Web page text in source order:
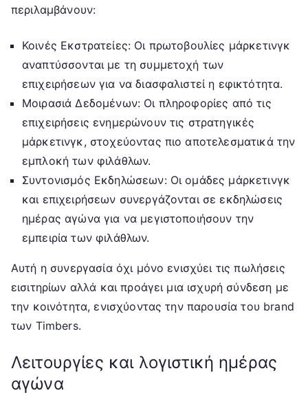
περιλαμβάνουν:
Κοινές Εκστρατείες: Οι πρωτοβουλίες μάρκετινγκ
αναπτύσσονται με τη συμμετοχή των
επιχειρήσεων για να διασφαλιστεί η εφικτότητα.
Μοιρασιά Δεδομένων: Οι πληροφορίες από τις
επιχειρήσεις ενημερώνουν τις στρατηγικές
μάρκετινγκ, στοχεύοντας πιο αποτελεσματικά την
εμπλοκή των φιλάθλων.
Συντονισμός Εκδηλώσεων: Οι ομάδες μάρκετινγκ
και επιχειρήσεων συνεργάζονται σε εκδηλώσεις
ημέρας αγώνα για να μεγιστοποιήσουν την
εμπειρία των φιλάθλων.
Αυτή η συνεργασία όχι μόνο ενισχύει τις πωλήσεις
εισιτηρίων αλλά και προάγει μια ισχυρή σύνδεση με
την κοινότητα, ενισχύοντας την παρουσία του brand
των Timbers.
Λειτουργίες και λογιστική ημέρας
αγώνα